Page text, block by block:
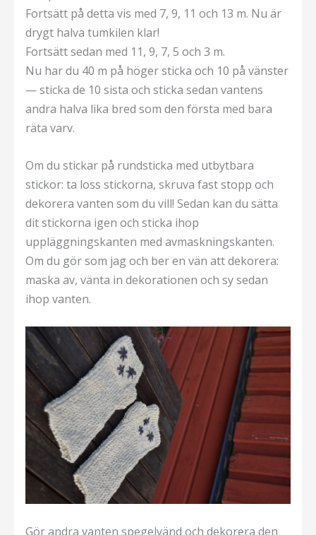
Fortsätt på detta vis med 7, 9, 11 och 13 m. Nu är
drygt halva tumkilen klar!
Fortsätt sedan med 11, 9, 7, 5 och 3 m.
Nu har du 40 m på höger sticka och 10 på vänster
— sticka de 10 sista och sticka sedan vantens
andra halva lika bred som den första med bara
räta varv.
Om du stickar på rundsticka med utbytbara
stickor: ta loss stickorna, skruva fast stopp och
dekorera vanten som du vill! Sedan kan du sätta
dit stickorna igen och sticka ihop
uppläggningskanten med avmaskningskanten.
Om du gör som jag och ber en vän att dekorera:
maska av, vänta in dekorationen och sy sedan
ihop vanten.
Gör andra vanten spegelvänd och dekorera den